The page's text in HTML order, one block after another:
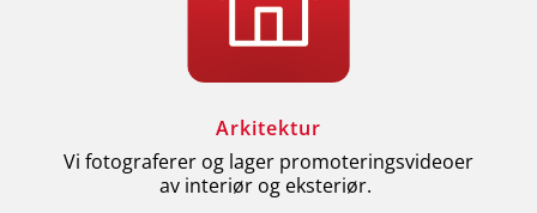
Arkitektur
Vi fotograferer og lager promoteringsvideoer
av interiør og eksteriør.